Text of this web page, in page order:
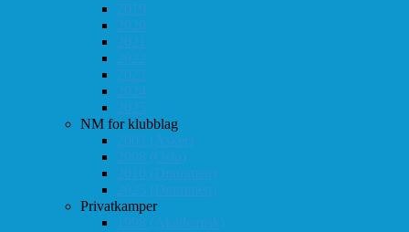
2019
2020
2021
2022
2023
2024
2025
NM for klubblag
2003 (Asker)
2008 (Oslo)
2010 (Drammen)
2025 (Drammen)
Privatkamper
1998 (Akademisk)